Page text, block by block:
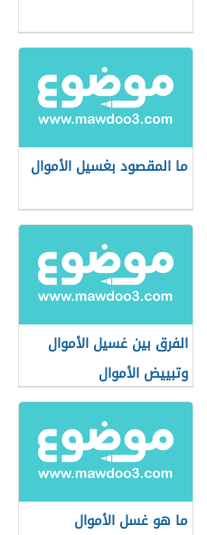
ما المقصود بغسيل الأموال
الفرق بين غسيل الأموال
وتبييض الأموال
ما هو غسل الأموال